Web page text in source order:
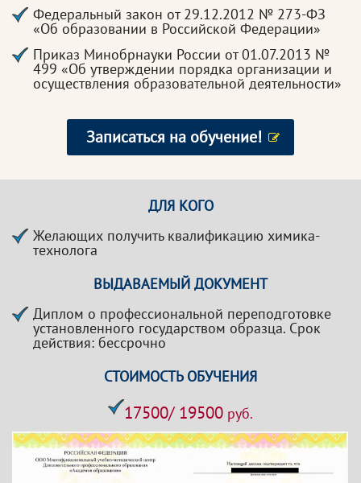
Федеральный закон от 29.12.2012 № 273-ФЗ
«Об образовании в Российской Федерации»
Приказ Минобрнауки России от 01.07.2013 №
499 «Об утверждении порядка организации и
осуществления образовательной деятельности»
Записаться на обучение!
ДЛЯ КОГО
Желающих получить квалификацию химика-
технолога
ВЫДАВАЕМЫЙ ДОКУМЕНТ
Диплом о профессиональной переподготовке
установленного государством образца. Срок
действия: бессрочно
СТОИМОСТЬ ОБУЧЕНИЯ
17500/ 19500 руб.